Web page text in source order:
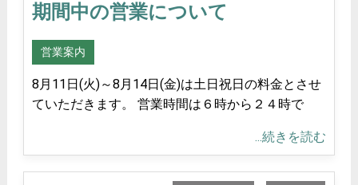
期間中の営業について
営業案内
8月11日(火)～8月14日(金)は土日祝日の料金とさせ
ていただきます。 営業時間は６時から２４時で
...続きを読む